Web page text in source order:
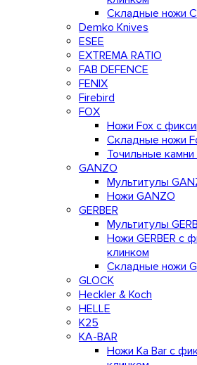
Складные ножи
Demko Knives
ESEE
EXTREMA RATIO
FAB DEFENCE
FENIX
Firebird
FOX
Ножи Fox с
Складные ножи
Точильные камни
GANZO
Мультитулы
Ножи GANZO
GERBER
Мультитулы
Ножи GERBER с
клинком
Складные ножи
GLOCK
Heckler & Koch
HELLE
K25
KA-BAR
Ножи Ka Bar c